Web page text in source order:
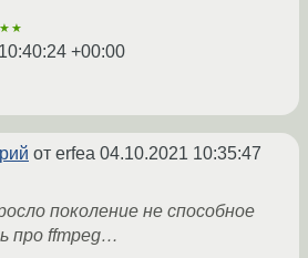
+00:00
от erfea 04.10.2021 10:35:47
поколение не способное
про ffmpeg…